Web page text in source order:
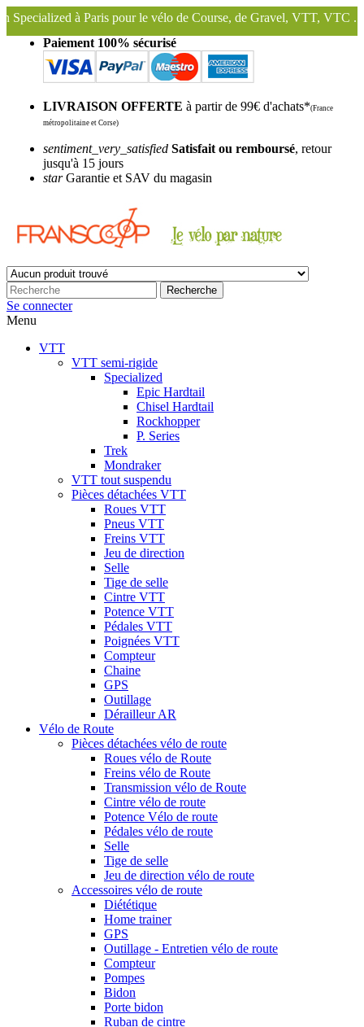
pour le vélo de Course, de Gravel, VTT, VTC ...
Nous
Paiement 100% sécurisé
LIVRAISON OFFERTE à partir de 99€ d'achats*(France
métropolitaine et Corse)
sentiment_very_satisfied Satisfait ou remboursé, retour
jusqu'à 15 jours
starGarantie et SAV du magasin
Recherche
Se connecter
Menu
VTT
VTT semi-rigide
Specialized
Epic Hardtail
Chisel Hardtail
Rockhopper
P. Series
Trek
Mondraker
VTT tout suspendu
Pièces détachées VTT
Roues VTT
Pneus VTT
Freins VTT
Jeu de direction
Selle
Tige de selle
Cintre VTT
Potence VTT
Pédales VTT
Poignées VTT
Compteur
Chaine
GPS
Outillage
Dérailleur AR
Vélo de Route
Pièces détachées vélo de route
Roues vélo de Route
Freins vélo de Route
Transmission vélo de Route
Cintre vélo de route
Potence Vélo de route
Pédales vélo de route
Selle
Tige de selle
Jeu de direction vélo de route
Accessoires vélo de route
Diététique
Home trainer
GPS
Outillage - Entretien vélo de route
Compteur
Pompes
Bidon
Porte bidon
Ruban de cintre